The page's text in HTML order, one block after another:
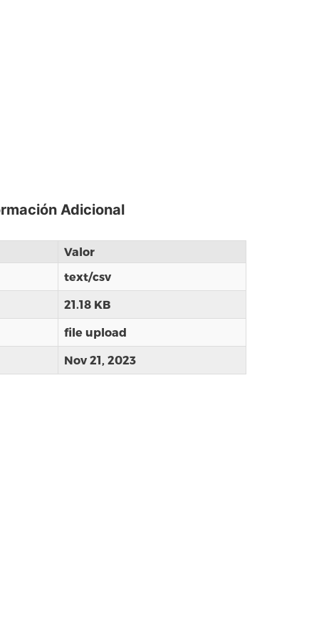
Adicional
Valor
text/csv
21.18 KB
file upload
Nov 21, 2023